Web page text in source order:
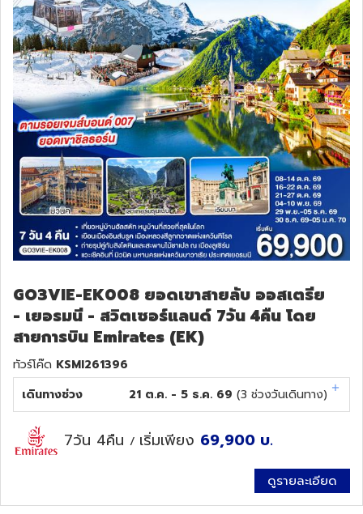
GO3VIE-EK008 ยอดเขาสายลับ ออสเตรีย
- เยอรมนี - สวิตเซอร์แลนด์ 7วัน 4คืน โดย
สายการบิน Emirates (EK)
ทัวร์โค๊ด KSMI261396
เดินทางช่วง
21 ต.ค. - 5 ธ.ค. 69 (3 ช่วงวันเดินทาง)
7วัน 4คืน / เริ่มเพียง 69,900 บ.
ดูรายละเอียด